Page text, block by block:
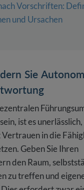
Vorschriften:
und Ursachen
Sie
ist es unerlässlich,
in die
Geben Sie Ihren
den Raum,
zu treffen und